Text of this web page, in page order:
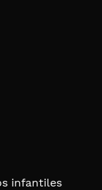
infantiles